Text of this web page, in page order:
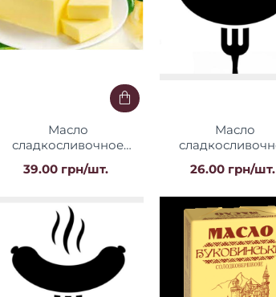
Масло
сладкосливочное
"Крестьянское" 73% 200
г Виста
39.00 грн/шт.
Масло
Крестьянское
200гТМ "БМ"
26.00 грн/шт.